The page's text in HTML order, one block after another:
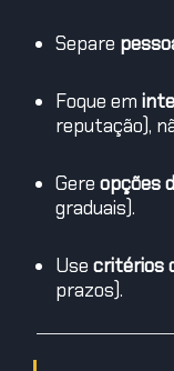
Separe
Foque em
reputação),
Gere opções
graduais).
Use critérios
prazos).